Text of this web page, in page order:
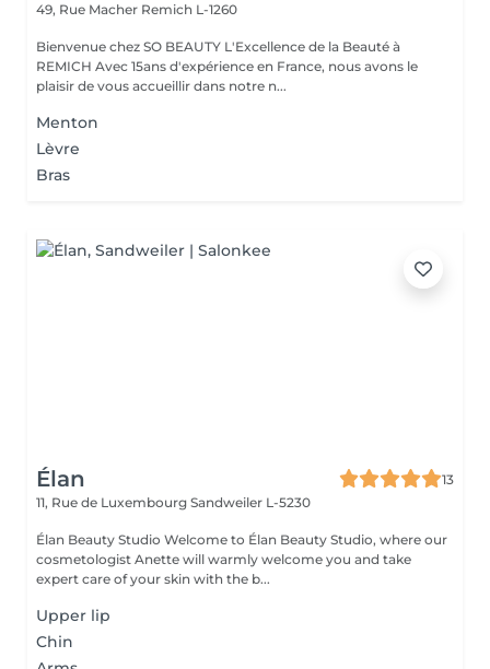
49, Rue Macher Remich L-1260
Bienvenue chez SO BEAUTY L'Excellence de la Beauté à
REMICH Avec 15ans d'expérience en France, nous avons le
plaisir de vous accueillir dans notre n...
Menton
Lèvre
Bras
Élan
13
11, Rue de Luxembourg Sandweiler L-5230
Élan Beauty Studio Welcome to Élan Beauty Studio, where our
cosmetologist Anette will warmly welcome you and take
expert care of your skin with the b...
Upper lip
Chin